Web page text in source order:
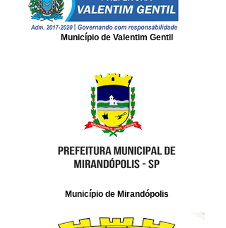
Município de Valentim Gentil
Município de Mirandópolis